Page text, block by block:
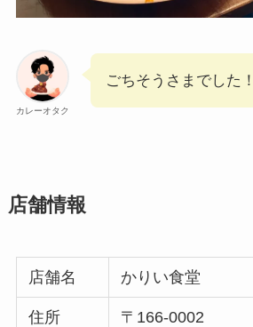
カレーオタク
ごちそうさまでした！
店舗情報
店舗名 かりい食堂
住所
〒166-0002